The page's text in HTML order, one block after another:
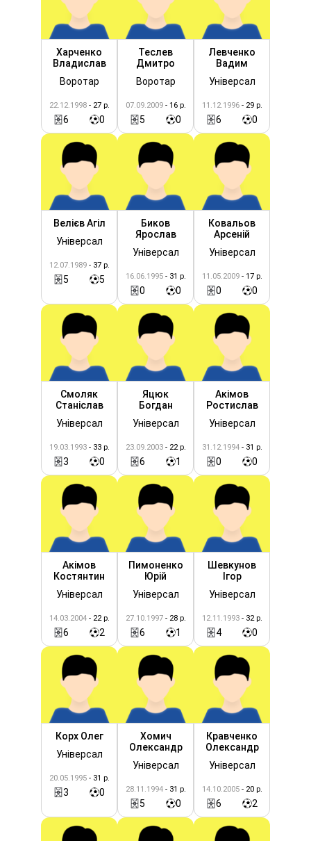
Харченко
Владислав
Воротар
22.12.1998 - 27 р.
6 0
Теслев
Дмитро
Воротар
07.09.2009 - 16 р.
5 0
Левченко
Вадим
Універсал
11.12.1996 - 29 р.
6 0
Велієв Агіл
Універсал
12.07.1989 - 37 р.
5 5
Биков
Ярослав
Універсал
16.06.1995 - 31 р.
0 0
Ковальов
Арсеній
Універсал
11.05.2009 - 17 р.
0 0
Смоляк
Станіслав
Універсал
19.03.1993 - 33 р.
3 0
Яцюк
Богдан
Універсал
23.09.2003 - 22 р.
6 1
Акімов
Ростислав
Універсал
31.12.1994 - 31 р.
0 0
Акімов
Костянтин
Універсал
14.03.2004 - 22 р.
6 2
Пимоненко
Юрій
Універсал
27.10.1997 - 28 р.
6 1
Шевкунов
Ігор
Універсал
12.11.1993 - 32 р.
4 0
Корх Олег
Універсал
20.05.1995 - 31 р.
3 0
Хомич
Олександр
Універсал
28.11.1994 - 31 р.
5 0
Кравченко
Олександр
Універсал
14.10.2005 - 20 р.
6 2